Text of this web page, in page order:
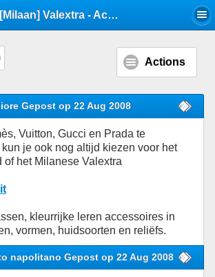
[Milaan] Valextra - Accessoires - Stijlforum
Actions
Gepost op 22 Aug 2008
Vuitton, Gucci en Prada te
je ook nog altijd kiezen voor het
of het Milanese Valextra
kleurrijke leren accessoires in
vormen, huidsoorten en reliëfs.
napolitano Gepost op 22 Aug 2008